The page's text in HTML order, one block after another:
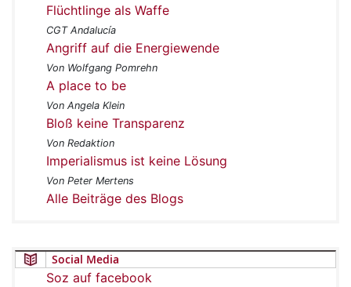
Flüchtlinge als Waffe
CGT Andalucía
Angriff auf die Energiewende
Von Wolfgang Pomrehn
A place to be
Von Angela Klein
Bloß keine Transparenz
Von Redaktion
Imperialismus ist keine Lösung
Von Peter Mertens
Alle Beiträge des Blogs
Social Media
Soz auf facebook